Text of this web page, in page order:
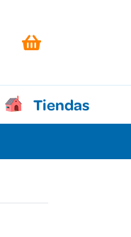
Tiendas